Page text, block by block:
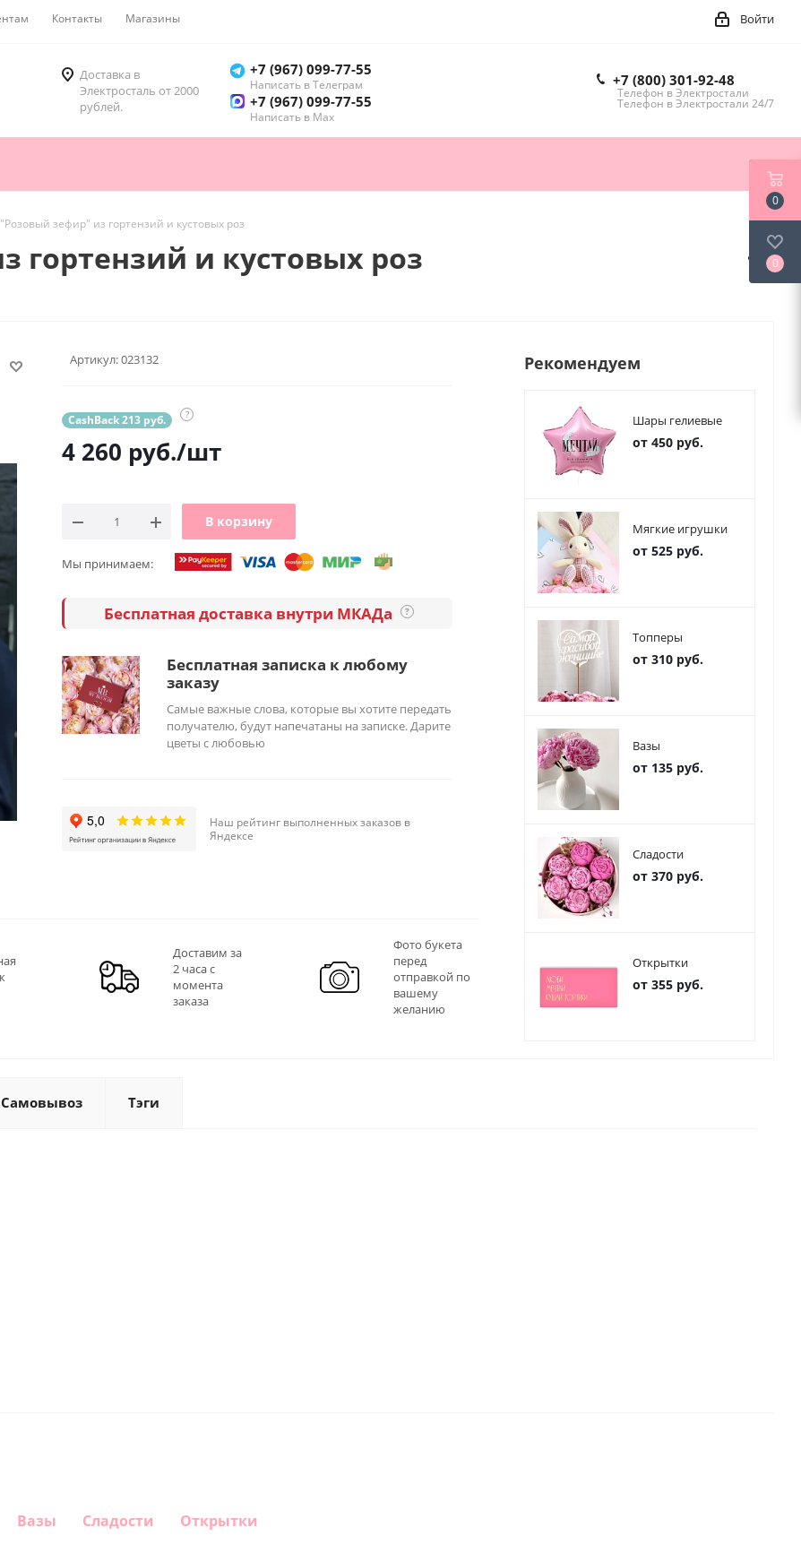
Контакты Магазины Войти
Доставка в
Электросталь от 2000
рублей.
+7 (967) 099-77-55
Написать в Телеграм
+7 (967) 099-77-55
Написать в Мах
+7 (800) 301-92-48
Телефон в Электростали
Телефон в Электростали 24/7
"Розовый зефир" из гортензий и кустовых роз
гортензий и кустовых роз
Артикул:023132
CashBack 213 руб. ?
4 260 руб./шт
В корзину
Мы принимаем:
Бесплатная доставка внутри МКАДа ?
Бесплатная записка к любому
заказу
Самые важные слова, которые вы хотите передать
получателю, будут напечатаны на записке. Дарите
цветы с любовью
Наш рейтинг выполненных заказов в
Яндексе
Доставим за
2 часа с
момента
заказа
Фото букета
перед
отправкой по
вашему
желанию
Рекомендуем
Шары гелиевые
от 450 руб.
Мягкие игрушки
от 525 руб.
Топперы
от 310 руб.
Вазы
от 135 руб.
Сладости
от 370 руб.
Открытки
от 355 руб.
Самовывоз Тэги
Вазы Сладости Открытки
0
0